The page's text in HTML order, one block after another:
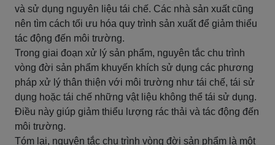
và sử dụng nguyên liệu tái chế. Các nhà sản xuất cũng
nên tìm cách tối ưu hóa quy trình sản xuất để giảm thiểu
tác động đến môi trường.
Trong giai đoạn xử lý sản phẩm, nguyên tắc chu trình
vòng đời sản phẩm khuyến khích sử dụng các phương
pháp xử lý thân thiện với môi trường như tái chế, tái sử
dụng hoặc tái chế những vật liệu không thể tái sử dụng.
Điều này giúp giảm thiểu lượng rác thải và tác động đến
môi trường.
Tóm lại, nguyên tắc chu trình vòng đời sản phẩm là một